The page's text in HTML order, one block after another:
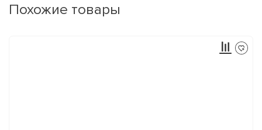
Похожие товары